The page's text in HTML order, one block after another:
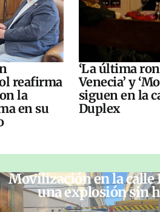
reafirma
la
en su
‘La última
Venecia’ y
siguen en la
Duplex
Movilización en la calle
una explosión sin